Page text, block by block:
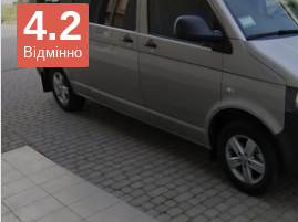
Відмінно
4.2